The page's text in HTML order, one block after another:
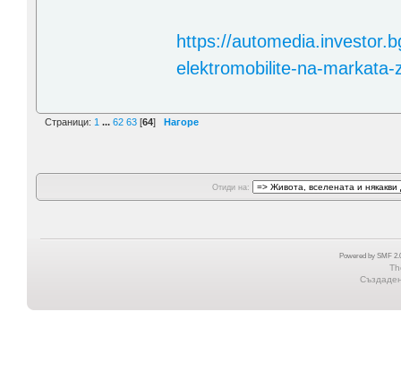
https://
elektromobilite-na-
Страници: 1 ... 62 63 [64] Нагоре
Отиди на:
Powered by SMF